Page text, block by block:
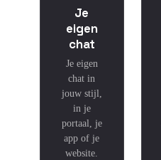
Je
eigen
chat
Je eigen
chat in
jouw stijl,
in je
portaal, je
app of je
website.